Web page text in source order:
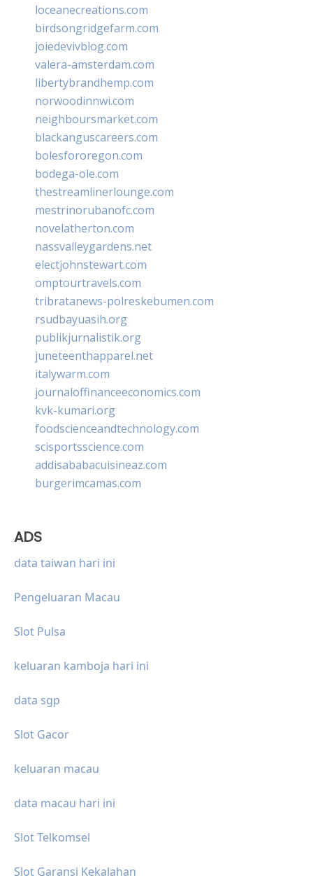
loceanecreations.com
birdsongridgefarm.com
joiedevivblog.com
valera-amsterdam.com
libertybrandhemp.com
norwoodinnwi.com
neighboursmarket.com
blackanguscareers.com
bolesfororegon.com
bodega-ole.com
thestreamlinerlounge.com
mestrinorubanofc.com
novelatherton.com
nassvalleygardens.net
electjohnstewart.com
omptourtravels.com
tribratanews-polreskebumen.com
rsudbayuasih.org
publikjurnalistik.org
juneteenthapparel.net
italywarm.com
journaloffinanceeconomics.com
kvk-kumari.org
foodscienceandtechnology.com
scisportsscience.com
addisababacuisineaz.com
burgerimcamas.com
ADS
data taiwan hari ini
Pengeluaran Macau
Slot Pulsa
keluaran kamboja hari ini
data sgp
Slot Gacor
keluaran macau
data macau hari ini
Slot Telkomsel
Slot Garansi Kekalahan